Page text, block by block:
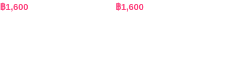
฿1,600 ฿1,600